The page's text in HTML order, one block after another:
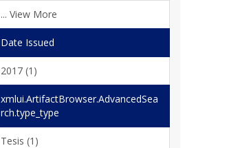
... View More
Date Issued
2017 (1)
xmlui.ArtifactBrowser.AdvancedSea
rch.type_type
Tesis (1)